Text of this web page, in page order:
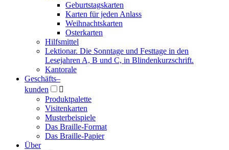
Geburtstagskarten
Karten für jeden Anlass
Weihnachtskarten
Osterkarten
Hilfsmittel
Lektionar. Die Sonntage und Festtage in den
Lesejahren A, B und C, in Blindenkurzschrift.
Kantorale
Geschäfts­–
kunden

Produktpalette
Visitenkarten
Musterbeispiele
Das Braille-Format
Das Braille-Papier
Über